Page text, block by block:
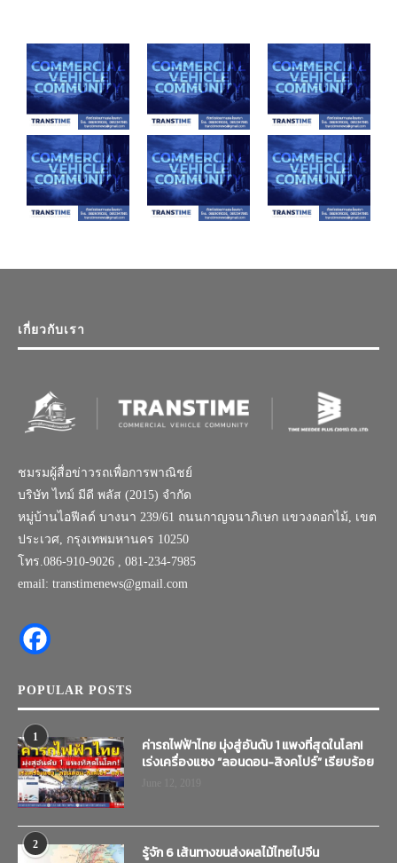
เกี่ยวกับเรา
ชมรมผู้สื่อข่าวรถเพื่อการพาณิชย์
บริษัท ไทม์ มีดี พลัส (2015) จำกัด
หมู่บ้านไอฟีลด์ บางนา 239/61 ถนนกาญจนาภิเษก แขวงดอกไม้, เขต
ประเวศ, กรุงเทพมหานคร 10250
โทร.086-910-9026 , 081-234-7985
email: transtimenews@gmail.com
POPULAR POSTS
1
ค่ารถไฟฟ้าไทย มุ่งสู่อันดับ 1 แพงที่สุดในโลก!
เร่งเครื่องแซง “ลอนดอน-สิงคโปร์” เรียบร้อย
2 รู้จัก 6 เส้นทางขนส่งผลไม้ไทยไปจีน